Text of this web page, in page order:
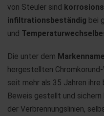
von Steuler sind
infiltrationsbeständig bei
und
Die unter dem
hergestellten
seit mehr als 35 Jahren
Beweis gestellt und
der Verbrennungslinien,